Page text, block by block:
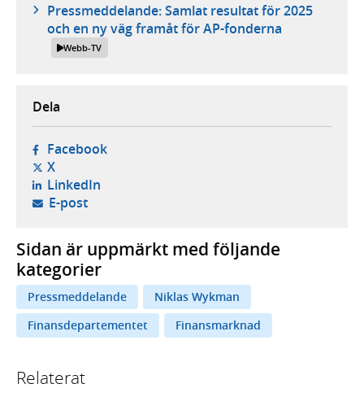
Pressmeddelande: Samlat resultat för 2025
och en ny väg framåt för AP-fonderna
Webb-TV
Dela
Facebook- öppnas i ny flik, extern webbplats,
X- öppnas i ny flik, extern webbplats,
LinkedIn- öppnas i ny flik, extern webbplats,
E-post- öppnar din e-postklient,
Sidan är uppmärkt med följande
kategorier
Pressmeddelande
Niklas Wykman
Finansdepartementet
Finansmarknad
Relaterat